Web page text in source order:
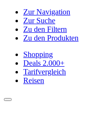
Zur Navigation
Zur Suche
Zu den Filtern
Zu den Produkten
Shopping
Deals 2.000+
Tarifvergleich
Reisen